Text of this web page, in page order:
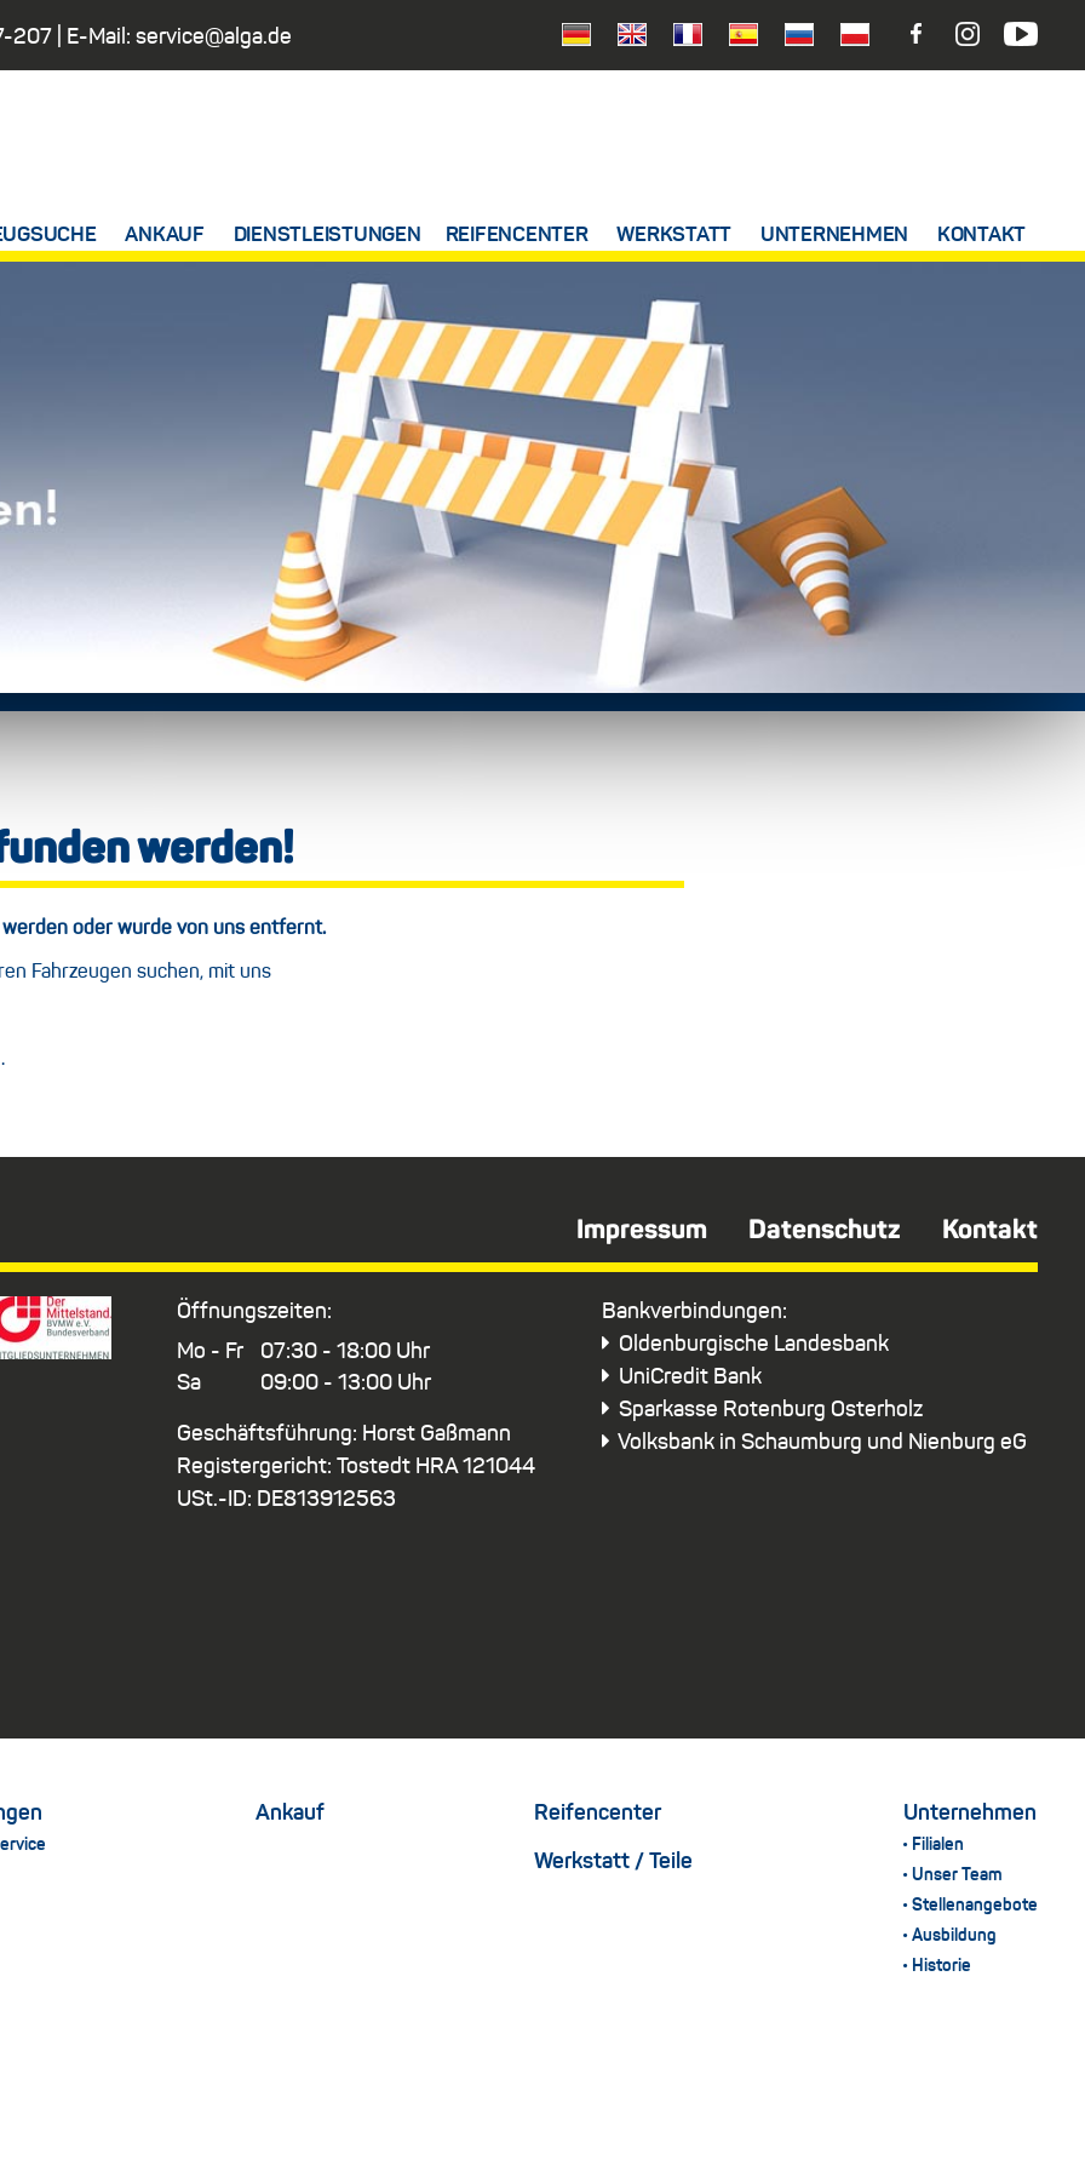
207 | E-Mail: service@alga.de
ANKAUF DIENSTLEISTUNGEN REIFENCENTER WERKSTATT UNTERNEHMEN KONTAKT
werden!
oder wurde von uns entfernt.
Fahrzeugen suchen, mit uns
Impressum Datenschutz Kontakt
Öffnungszeiten:
Mo - Fr
Sa
07:30 - 18:00 Uhr
09:00 - 13:00 Uhr
Geschäftsführung: Horst Gaßmann
Registergericht: Tostedt HRA 121044
USt.-ID: DE813912563
Bankverbindungen:
Oldenburgische Landesbank
UniCredit Bank
Sparkasse Rotenburg Osterholz
Volksbank in Schaumburg und Nienburg eG
Ankauf Reifencenter
Werkstatt / Teile
Unternehmen
Filialen
Unser Team
Stellenangebote
Ausbildung
Historie